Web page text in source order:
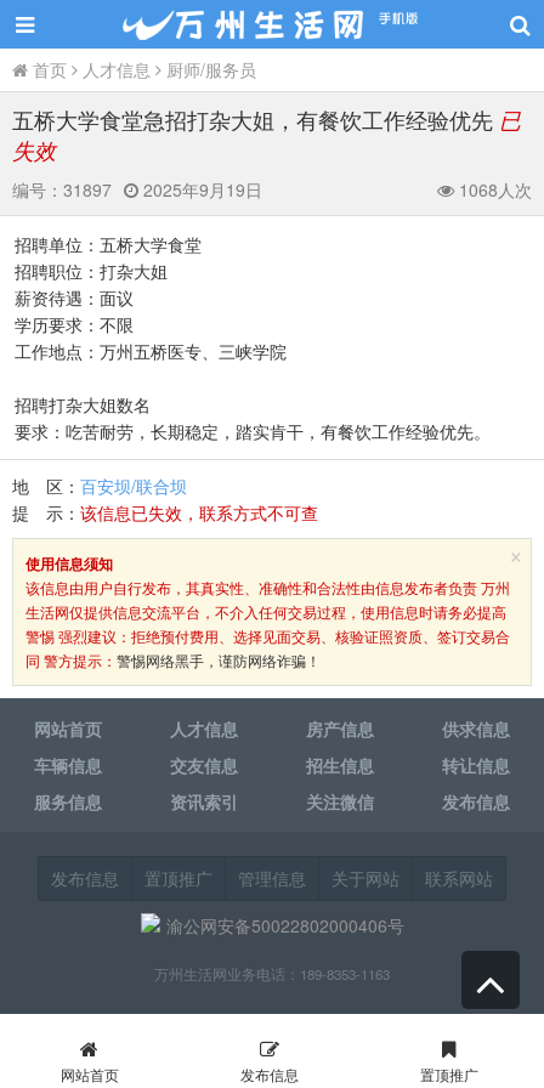
首页 人才信息 厨师/服务员
五桥大学食堂急招打杂大姐，有餐饮工作经验优先 已
失效
编号： 31897 2025年9月19日 1068人次
招聘单位：五桥大学食堂
招聘职位：打杂大姐
薪资待遇：面议
学历要求：不限
工作地点：万州五桥医专、三峡学院
招聘打杂大姐数名
要求：吃苦耐劳，长期稳定，踏实肯干，有餐饮工作经验优先。
地 区： 百安坝/联合坝
提 示： 该信息已失效，联系方式不可查
×
使用信息须知
该信息由用户自行发布，其真实性、准确性和合法性由信息发布者负责 万州
生活网仅提供信息交流平台，不介入任何交易过程，使用信息时请务必提高
警惕 强烈建议：拒绝预付费用、选择见面交易、核验证照资质、签订交易合
同 警方提示： 警惕网络黑手，谨防网络诈骗！
网站首页 人才信息 房产信息
供求信息
车辆信息
交友信息 招生信息
转让信息
服务信息
资讯索引 关注微信 发布信息
发布信息 置顶推广 管理信息 关于网站
联系网站
渝公网安备50022802000406号
万州生活网业务电话：189-8353-1163
网站首页 发布信息 置顶推广